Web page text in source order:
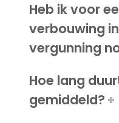
Heb ik voor
verbouwing
vergunning
Hoe lang
gemiddeld?